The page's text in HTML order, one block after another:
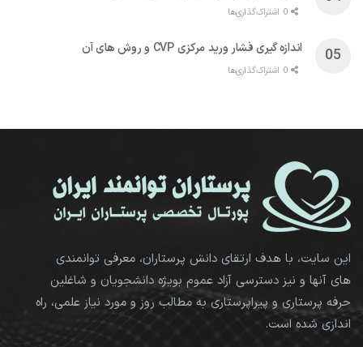
اندازه گیری فشار ورید مرکزی CVP و روش های آن
این سایت، با هدف ارتقای دانش پرستاران، معرفی توانمندی
های آنها و نیز دسترسی آزاد عموم بویژه دانشجویان و شاغلین
حرفه پرستاری و پیراپرستاری به مطالب روز و مورد نیاز علمی، راه
اندازی شده است.